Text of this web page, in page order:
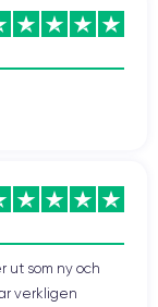
ut som ny och
verkligen